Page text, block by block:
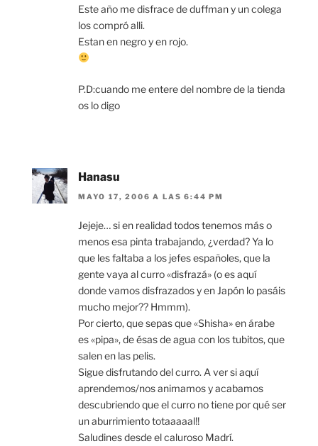
Este año me disfrace de duffman y un colega
los compró alli.
Estan en negro y en rojo.
P.D:cuando me entere del nombre de la tienda
os lo digo
Hanasu
MAYO 17, 2006 A LAS 6:44 PM
Jejeje… si en realidad todos tenemos más o
menos esa pinta trabajando, ¿verdad? Ya lo
que les faltaba a los jefes españoles, que la
gente vaya al curro «disfrazá» (o es aquí
donde vamos disfrazados y en Japón lo pasáis
mucho mejor?? Hmmm).
Por cierto, que sepas que «Shisha» en árabe
es «pipa», de ésas de agua con los tubitos, que
salen en las pelis.
Sigue disfrutando del curro. A ver si aquí
aprendemos/nos animamos y acabamos
descubriendo que el curro no tiene por qué ser
un aburrimiento totaaaaal!!
Saludines desde el caluroso Madrí.